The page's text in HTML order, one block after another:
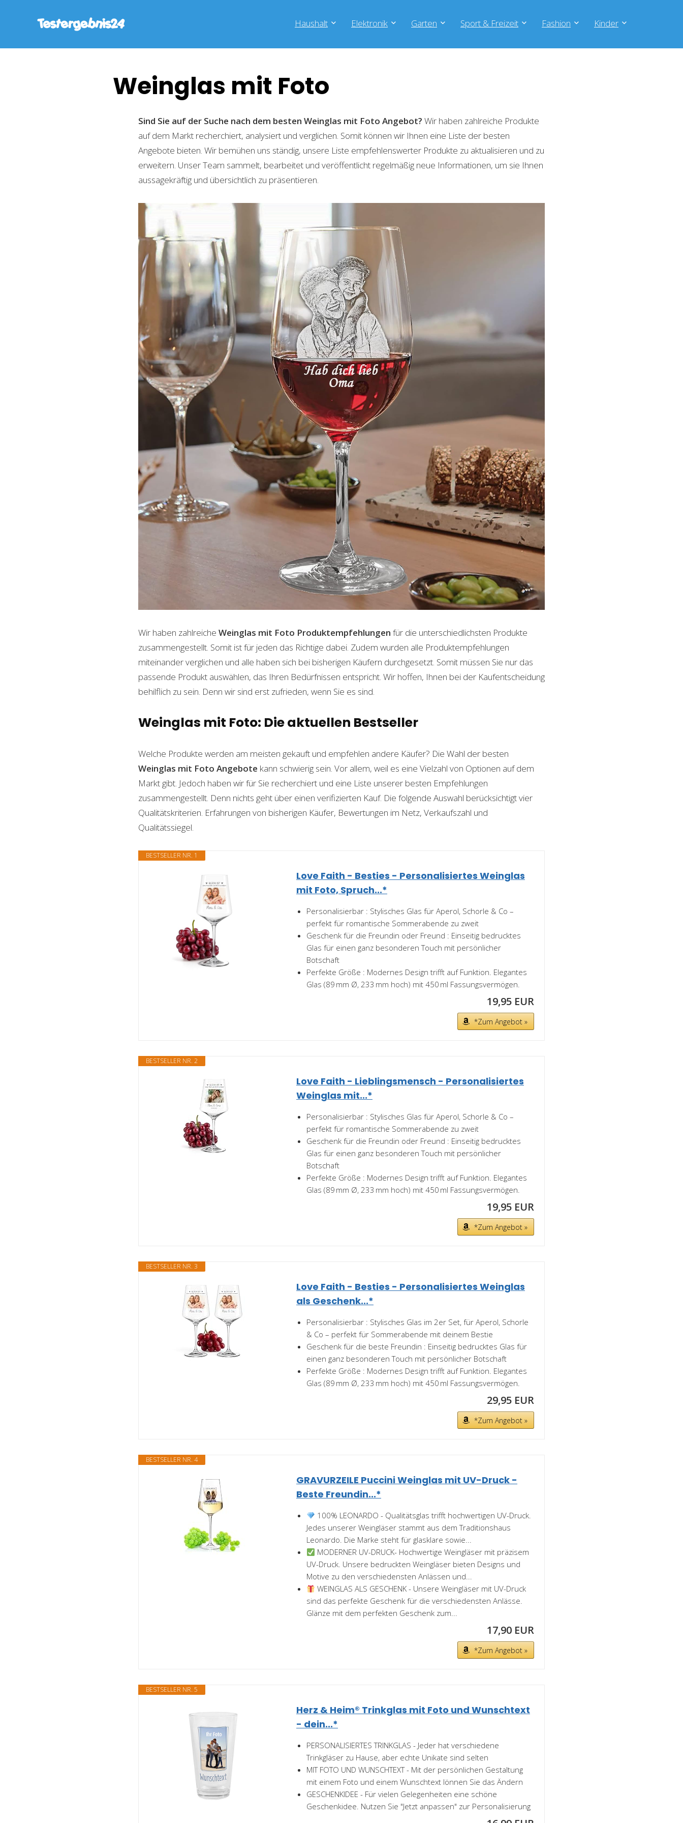
Haushalt Elektronik Garten Sport & Freizeit Fashion Kinder
Weinglas mit Foto
Sind Sie auf der Suche nach dem besten Weinglas mit Foto Angebot? Wir haben zahlreiche Produkte
auf dem Markt recherchiert, analysiert und verglichen. Somit können wir Ihnen eine Liste der besten
Angebote bieten. Wir bemühen uns ständig, unsere Liste empfehlenswerter Produkte zu aktualisieren und zu
erweitern. Unser Team sammelt, bearbeitet und veröffentlicht regelmäßig neue Informationen, um sie Ihnen
aussagekräftig und übersichtlich zu präsentieren.
Wir haben zahlreiche Weinglas mit Foto Produktempfehlungen für die unterschiedlichsten Produkte
zusammengestellt. Somit ist für jeden das Richtige dabei. Zudem wurden alle Produktempfehlungen
miteinander verglichen und alle haben sich bei bisherigen Käufern durchgesetzt. Somit müssen Sie nur das
passende Produkt auswählen, das Ihren Bedürfnissen entspricht. Wir hoffen, Ihnen bei der Kaufentscheidung
behilflich zu sein. Denn wir sind erst zufrieden, wenn Sie es sind.
Weinglas mit Foto: Die aktuellen Bestseller
Welche Produkte werden am meisten gekauft und empfehlen andere Käufer? Die Wahl der besten
Weinglas mit Foto Angebote kann schwierig sein. Vor allem, weil es eine Vielzahl von Optionen auf dem
Markt gibt. Jedoch haben wir für Sie recherchiert und eine Liste unserer besten Empfehlungen
zusammengestellt. Denn nichts geht über einen verifizierten Kauf. Die folgende Auswahl berücksichtigt vier
Qualitätskriterien. Erfahrungen von bisherigen Käufer, Bewertungen im Netz, Verkaufszahl und
Qualitätssiegel.
BESTSELLER NR. 1
Love Faith - Besties - Personalisiertes Weinglas
mit Foto, Spruch...*
Personalisierbar : Stylisches Glas für Aperol, Schorle & Co –
perfekt für romantische Sommerabende zu zweit
Geschenk für die Freundin oder Freund : Einseitig bedrucktes
Glas für einen ganz besonderen Touch mit persönlicher
Botschaft
Perfekte Größe : Modernes Design trifft auf Funktion. Elegantes
Glas (89 mm Ø, 233 mm hoch) mit 450 ml Fassungsvermögen.
19,95 EUR
*Zum Angebot »
BESTSELLER NR. 2
Love Faith - Lieblingsmensch - Personalisiertes
Weinglas mit...*
Personalisierbar : Stylisches Glas für Aperol, Schorle & Co –
perfekt für romantische Sommerabende zu zweit
Geschenk für die Freundin oder Freund : Einseitig bedrucktes
Glas für einen ganz besonderen Touch mit persönlicher
Botschaft
Perfekte Größe : Modernes Design trifft auf Funktion. Elegantes
Glas (89 mm Ø, 233 mm hoch) mit 450 ml Fassungsvermögen.
19,95 EUR
*Zum Angebot »
BESTSELLER NR. 3
Love Faith - Besties - Personalisiertes Weinglas
als Geschenk...*
Personalisierbar : Stylisches Glas im 2er Set, für Aperol, Schorle
& Co – perfekt für Sommerabende mit deinem Bestie
Geschenk für die beste Freundin : Einseitig bedrucktes Glas für
einen ganz besonderen Touch mit persönlicher Botschaft
Perfekte Größe : Modernes Design trifft auf Funktion. Elegantes
Glas (89 mm Ø, 233 mm hoch) mit 450 ml Fassungsvermögen.
29,95 EUR
*Zum Angebot »
BESTSELLER NR. 4
GRAVURZEILE Puccini Weinglas mit UV-Druck -
Beste Freundin...*
100% LEONARDO - Qualitätsglas trifft hochwertigen UV-Druck.
Jedes unserer Weingläser stammt aus dem Traditionshaus
Leonardo. Die Marke steht für glasklare sowie...
MODERNER UV-DRUCK- Hochwertige Weingläser mit präzisem
UV-Druck. Unsere bedruckten Weingläser bieten Designs und
Motive zu den verschiedensten Anlässen und...
WEINGLAS ALS GESCHENK - Unsere Weingläser mit UV-Druck
sind das perfekte Geschenk für die verschiedensten Anlässe.
Glänze mit dem perfekten Geschenk zum...
17,90 EUR
*Zum Angebot »
BESTSELLER NR. 5
Herz & Heim® Trinkglas mit Foto und Wunschtext
- dein...*
PERSONALISIERTES TRINKGLAS - Jeder hat verschiedene
Trinkgläser zu Hause, aber echte Unikate sind selten
MIT FOTO UND WUNSCHTEXT - Mit der persönlichen Gestaltung
mit einem Foto und einem Wunschtext lönnen Sie das Ändern
GESCHENKIDEE - Für vielen Gelegenheiten eine schöne
Geschenkidee. Nutzen Sie "Jetzt anpassen" zur Personalisierung